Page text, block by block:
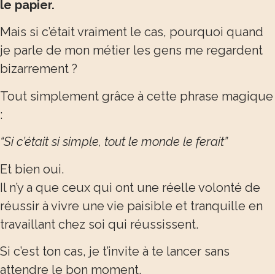
le papier.
Mais si c’était vraiment le cas, pourquoi quand
je parle de mon métier les gens me regardent
bizarrement ?
Tout simplement grâce à cette phrase magique
:
“Si c’était si simple, tout le monde le ferait”
Et bien oui.
Il n’y a que ceux qui ont une réelle volonté de
réussir à vivre une vie paisible et tranquille en
travaillant chez soi qui réussissent.
Si c’est ton cas, je t’invite à te lancer sans
attendre le bon moment.